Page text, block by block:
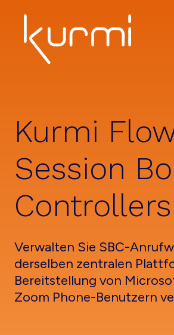
primary
navigation
content
footer
&
Simplify
management
Kurmi
Session
Controllers
Verwalten Sie SBC-
derselben zentralen
Bereitstellung von
Zoom Phone-Benutzern